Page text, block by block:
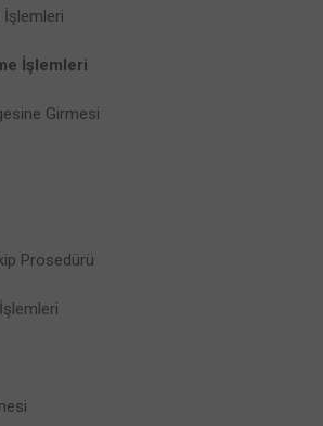
İşlemleri
İşlemleri
Girmesi
Prosedürü